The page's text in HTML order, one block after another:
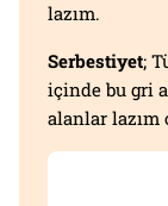
lazım.
Serbestiyet;
içinde bu gri
alanlar lazım